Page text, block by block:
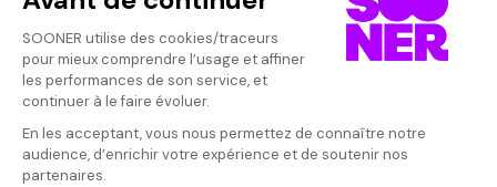
Vos avis
Donnez votre avis
Votre note
Votre commentaire
Il faut vous connecter pour
publier un avis